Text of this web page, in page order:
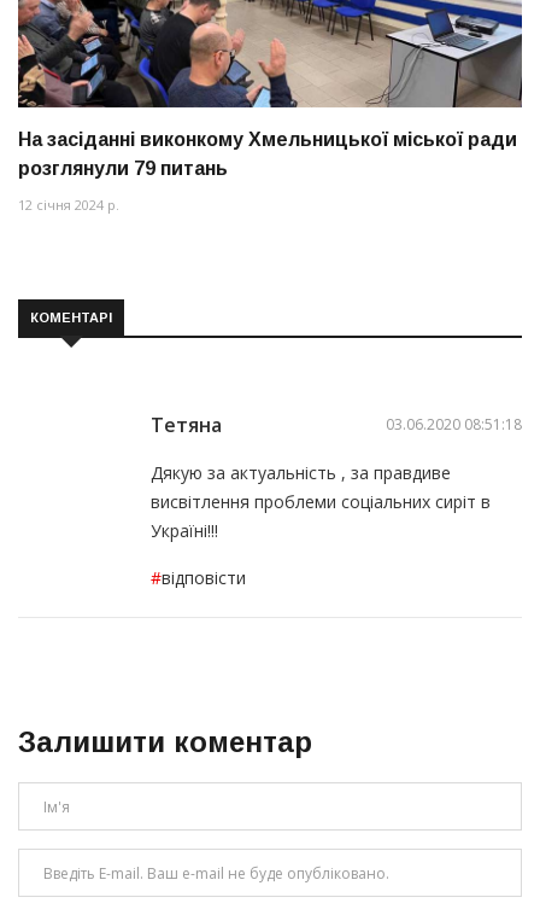
На засіданні виконкому Хмельницької міської ради
розглянули 79 питань
12 січня 2024 р.
КОМЕНТАРІ
Тетяна 03.06.2020 08:51:18
Дякую за актуальність , за правдиве
висвітлення проблеми соціальних сиріт в
Україні!!!
відповісти
#
Залишити коментар